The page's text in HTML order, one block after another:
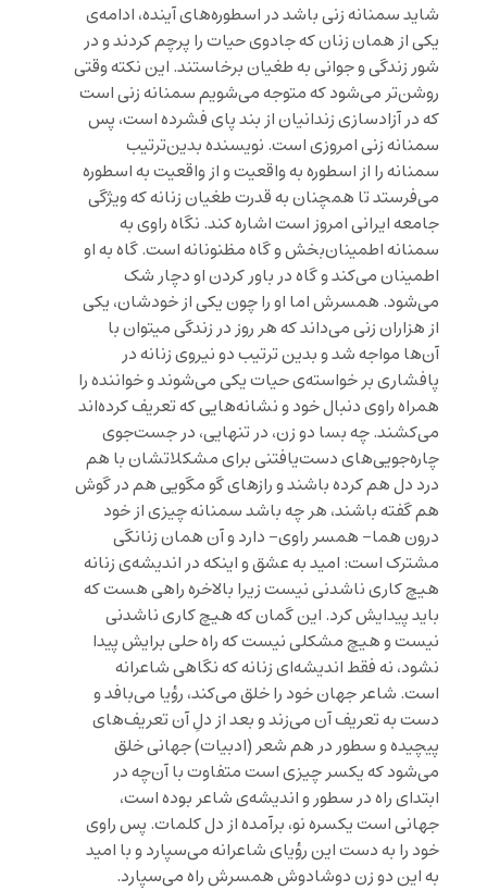
شاید سمنانه زنی باشد در اسطوره‌های آینده، ادامه‌ی
یکی از همان زنان که جادوی حیات را پرچم کردند و در
شور زندگی و جوانی به طغیان برخاستند. این نکته وقتی
روشن‌تر می‌شود که متوجه می‌شویم سمنانه زنی است
که در آزادسازی زندانیان از بند پای فشرده است، پس
سمنانه زنی امروزی است. نویسنده بدین‌ترتیب
سمنانه را از اسطوره به واقعیت و از واقعیت به اسطوره
می‌فرستد تا همچنان به قدرت طغیان زنانه که ویژگی
جامعه ایرانی امروز است اشاره کند. نگاه راوی به
سمنانه اطمینان‌بخش و گاه مظنونانه است. گاه به او
اطمینان می‌کند و گاه در باور کردن او دچار شک
می‌شود. همسرش اما او را چون یکی از خودشان، یکی
از هزاران زنی می‌داند که هر روز در زندگی میتوان با
آن‌ها مواجه شد و بدین ترتیب دو نیروی زنانه در
پافشاری بر خواسته‌ی حیات یکی می‌شوند و خواننده را
همراه راوی دنبال خود و نشانه‌هایی که تعریف کرده‌اند
می‌کشند. چه بسا دو زن، در تنهایی، در جست‌جوی
چاره‌جویی‌های دست‌یافتنی برای مشکلاتشان با هم
درد دل هم کرده باشند و رازهای گو مگویی هم در گوش
هم گفته باشند، هر چه باشد سمنانه چیزی از خود
درون هما- همسر راوی- دارد و آن همان زنانگی
مشترک است: امید به عشق و اینکه در اندیشه‌ی زنانه
هیچ کاری ناشدنی نیست زیرا بالاخره راهی هست که
باید پیدایش کرد. این گمان که هیچ کاری ناشدنی
نیست و هیچ مشکلی نیست که راه حلی برایش پیدا
نشود، نه فقط اندیشه‌ای زنانه که نگاهی شاعرانه
است. شاعر جهان خود را خلق می‌کند، رؤیا می‌بافد و
دست به تعریف آن می‌زند و بعد از دلِ آن تعریف‌های
پیچیده و سطور در هم شعر (ادبیات) جهانی خلق
می‌شود که یکسر چیزی است متفاوت با آن‌چه در
ابتدای راه در سطور و اندیشه‌ی شاعر بوده است،
جهانی است یکسره نو، برآمده از دل کلمات. پس راوی
خود را به دست این رؤیای شاعرانه می‌سپارد و با امید
به این دو زن دوشادوش همسرش راه می‌سپارد.